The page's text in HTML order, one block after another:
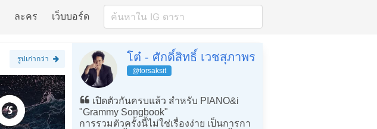
ละคร เว็บบอร์ด
รูปเก่ากว่า โต๋ - ศักดิ์สิทธิ์ เวชสุภาพร
@torsaksit
เปิดตัวกันครบแล้ว สำหรับ PIANO&i
"Grammy Songbook"
การรวมตัวครั้งนี้ไม่ใช่เรื่องง่าย เป็นการกา